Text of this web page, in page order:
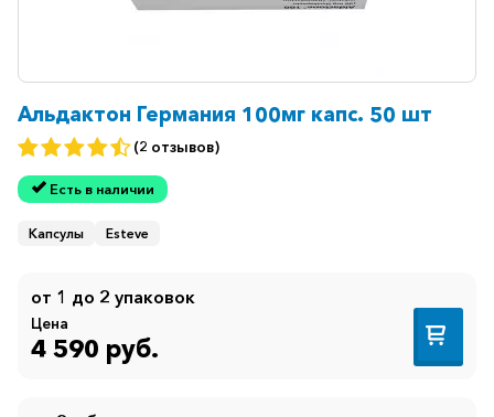
Гормональные
Дерматологические
Диабетические
Желудочно-
кишечные
Иммунодепрессанты
Иммуностимуляторы
Климактерические
Альдактон Германия 100мг капс. 50 шт
(2 отзывов)
Есть в наличии
Капсулы Esteve
от 1 до 2 упаковок
Цена
4 590 руб.